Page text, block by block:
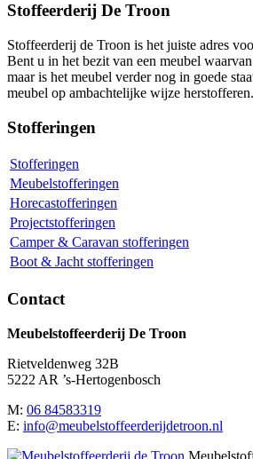
Stoffeerderij De Troon
Stoffeerderij de Troon is het juiste adres
Bent u in het bezit van een meubel
maar is het meubel verder nog in goede
meubel op ambachtelijke wijze herstofferen.
Stofferingen
Stofferingen
Meubelstofferingen
Horecastofferingen
Projectstofferingen
Camper & Caravan stofferingen
Boot & Jacht stofferingen
Contact
Meubelstoffeerderij De Troon
Rietveldenweg 32B
5222 AR ’s-Hertogenbosch
M: 06 84583319
E: info@meubelstoffeerderijdetroon.nl